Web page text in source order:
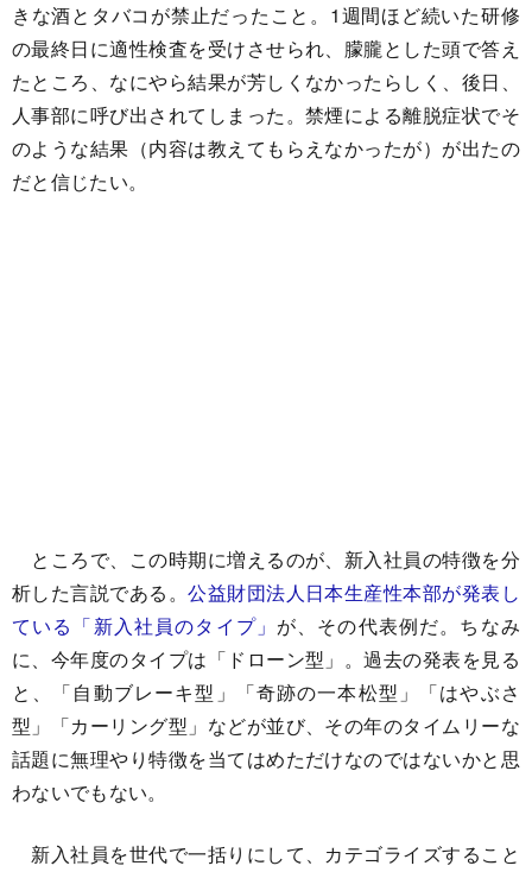
きな酒とタバコが禁止だったこと。1週間ほど続いた研修
の最終日に適性検査を受けさせられ、朦朧とした頭で答え
たところ、なにやら結果が芳しくなかったらしく、後日、
人事部に呼び出されてしまった。禁煙による離脱症状でそ
のような結果（内容は教えてもらえなかったが）が出たの
だと信じたい。
ところで、この時期に増えるのが、新入社員の特徴を分
析した言説である。公益財団法人日本生産性本部が発表し
ている「新入社員のタイプ」 が、その代表例だ。ちなみ
に、今年度のタイプは「ドローン型」。過去の発表を見る
と、「自動ブレーキ型」「奇跡の一本松型」「はやぶさ
型」「カーリング型」などが並び、その年のタイムリーな
話題に無理やり特徴を当てはめただけなのではないかと思
わないでもない。
新入社員を世代で一括りにして、カテゴライズすること